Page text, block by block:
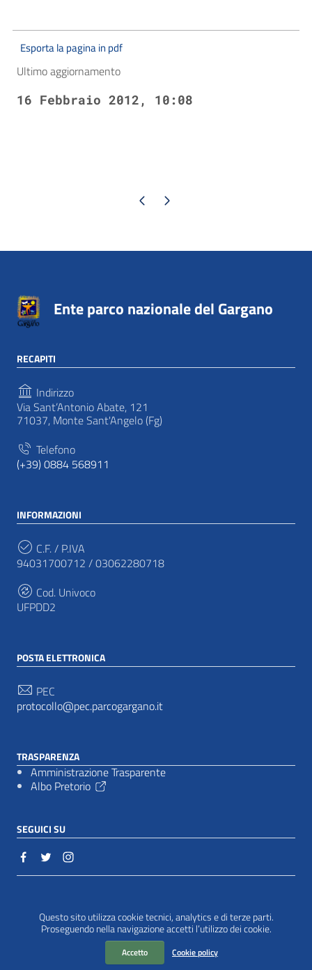
Questo sito utilizza cookie tecnici, analytics e di terze parti.
Proseguendo nella navigazione accetti l’utilizzo dei cookie.
Accetto Cookie policy
Esporta la pagina in pdf
Ultimo aggiornamento
16 Febbraio 2012, 10:08
Pagina precedente
Pagina successiva
Ente parco nazionale del Gargano
RECAPITI
Indirizzo
Via Sant’Antonio Abate, 121
71037, Monte Sant'Angelo (Fg)
Telefono
(+39) 0884 568911
INFORMAZIONI
C.F. / P.IVA
94031700712 / 03062280718
Cod. Univoco
UFPDD2
POSTA ELETTRONICA
PEC
protocollo@pec.parcogargano.it
TRASPARENZA
Amministrazione Trasparente
Albo Pretorio
SEGUICI SU